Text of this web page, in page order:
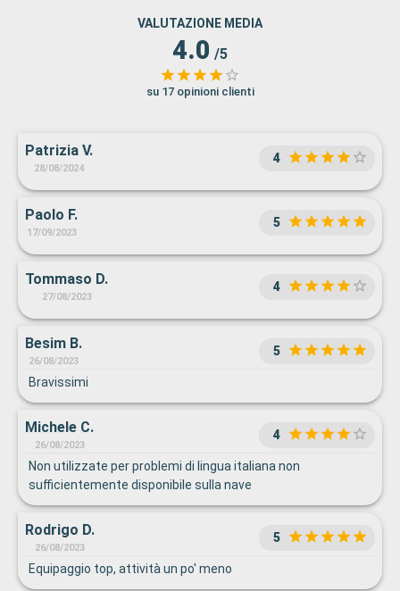
VALUTAZIONE MEDIA
4.0 /5
su 17 opinioni clienti
Patrizia V.
28/08/2024
4
Paolo F.
17/09/2023
5
Tommaso D.
27/08/2023
4
Besim B.
26/08/2023
5
Bravissimi
Michele C.
26/08/2023
4
Non utilizzate per problemi di lingua italiana non
sufficientemente disponibile sulla nave
Rodrigo D.
26/08/2023
5
Equipaggio top, attività un po' meno